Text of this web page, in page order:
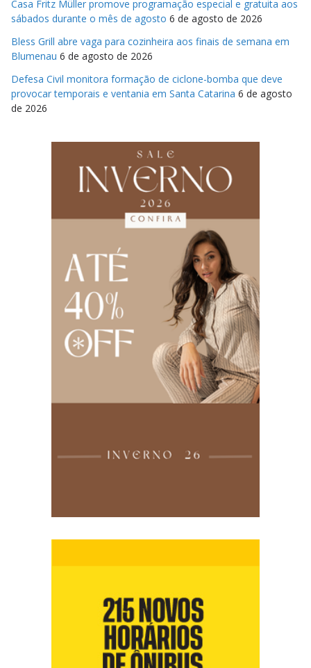
Casa Fritz Müller promove programação especial e gratuita aos
sábados durante o mês de agosto 6 de agosto de 2026
Bless Grill abre vaga para cozinheira aos finais de semana em
Blumenau 6 de agosto de 2026
Defesa Civil monitora formação de ciclone-bomba que deve
provocar temporais e ventania em Santa Catarina 6 de agosto
de 2026